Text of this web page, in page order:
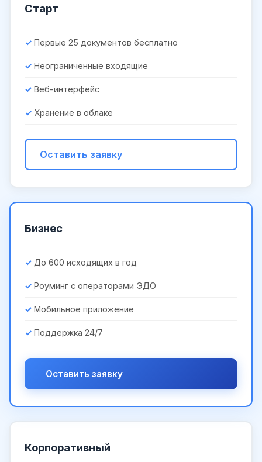
Старт
Первые 25 документов бесплатно
Неограниченные входящие
Веб-интерфейс
Хранение в облаке
Оставить заявку
Бизнес
До 600 исходящих в год
Роуминг с операторами ЭДО
Мобильное приложение
Поддержка 24/7
Оставить заявку
Корпоративный